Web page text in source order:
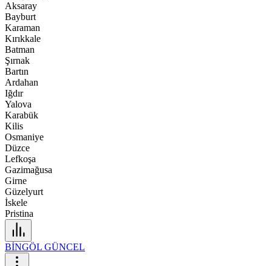
Aksaray
Bayburt
Karaman
Kırıkkale
Batman
Şırnak
Bartın
Ardahan
Iğdır
Yalova
Karabük
Kilis
Osmaniye
Düzce
Lefkoşa
Gazimağusa
Girne
Güzelyurt
İskele
Pristina
BİNGÖL GÜNCEL